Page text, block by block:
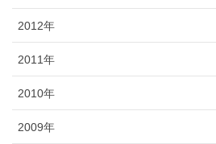
2012年
2011年
2010年
2009年